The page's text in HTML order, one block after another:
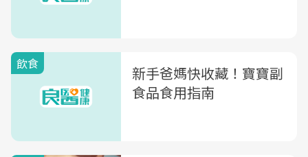
飲食
新手爸媽快收藏！寶寶副
食品食用指南